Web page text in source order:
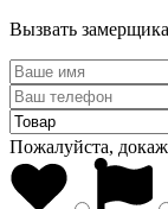
Вызвать замерщика
Пожалуйста,